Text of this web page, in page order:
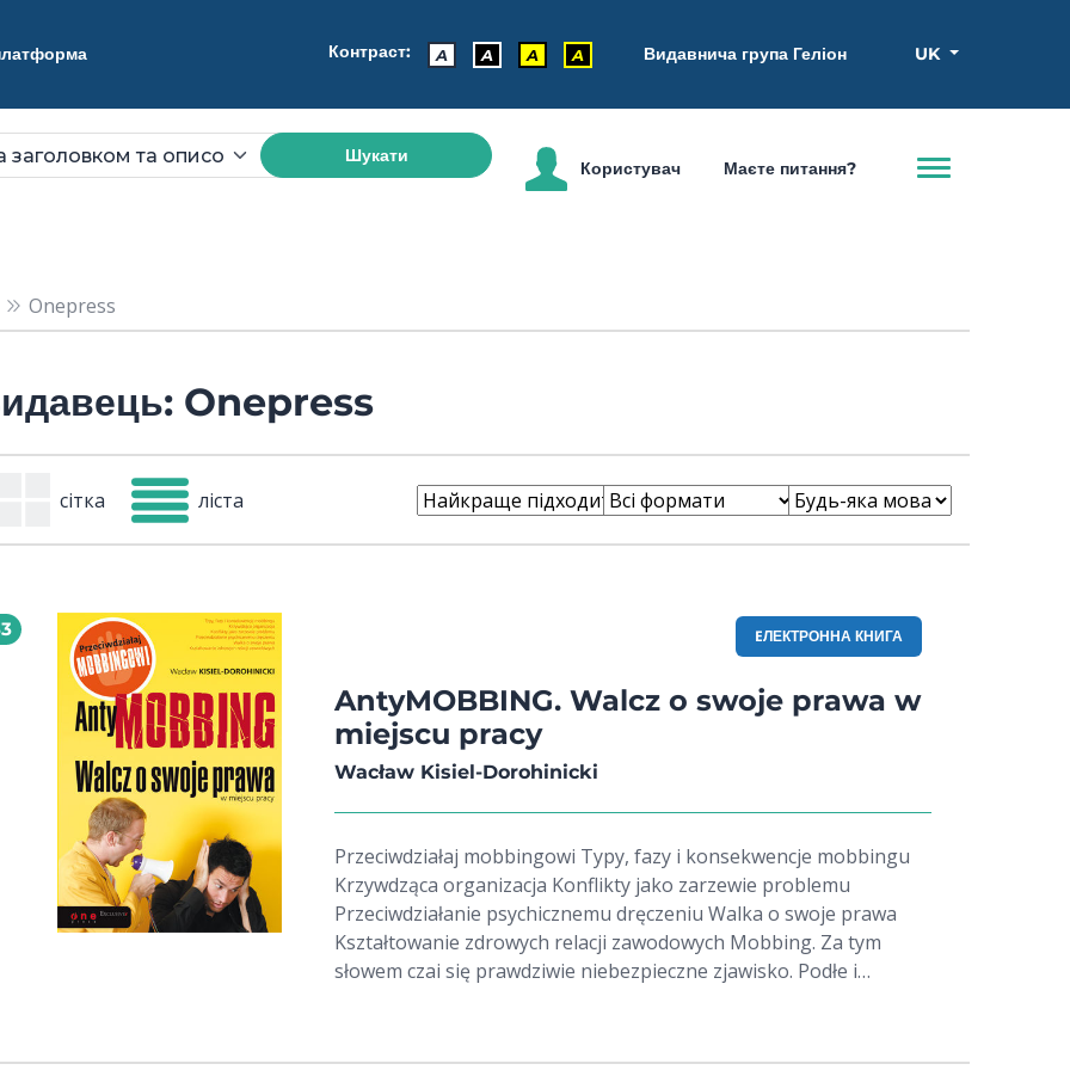
Контраст: A A A A Видавнича група Геліон UK
Шукати
Користувач Маєте питання?
Onepress
Onepress
сітка ліста
EЛЕКТРОННА КНИГА
AntyMOBBING. Walcz o swoje prawa w
miejscu pracy
Wacław Kisiel-Dorohinicki
Przeciwdziałaj mobbingowi Typy, fazy i konsekwencje mobbingu
Krzywdząca organizacja Konflikty jako zarzewie problemu
Przeciwdziałanie psychicznemu dręczeniu Walka o swoje prawa
Kształtowanie zdrowych relacji zawodowych Mobbing. Za tym
słowem czai się prawdziwie niebezpieczne zjawisko. Podłe i
aktów i gestów. Inaczej rzecz ujmując, to systematyczne znęcanie